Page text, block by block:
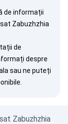
de informații
Zabuzhzhia
de
despre
sau ne puteți
Zabuzhzhia